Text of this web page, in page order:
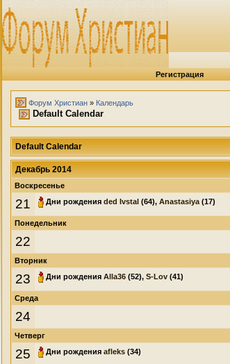
Регистрация
Форум Христиан » Календарь
Default Calendar
Default Calendar
Декабрь 2014
Воскресенье
21 Дни рождения ded Ivstal (64), Anastasiya (17)
Понедельник
22
Вторник
23 Дни рождения Alla36 (52), S-Lov (41)
Среда
24
Четверг
25 Дни рождения afleks (34)